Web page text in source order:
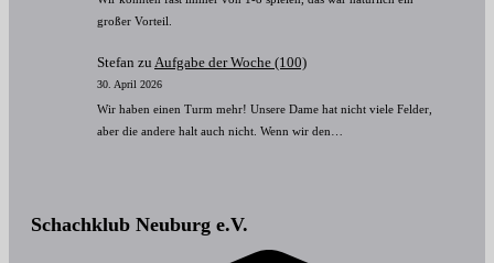
großer Vorteil.
Stefan zu Aufgabe der Woche (100)
30. April 2026
Wir haben einen Turm mehr! Unsere Dame hat nicht viele Felder,
aber die andere halt auch nicht. Wenn wir den…
Schachklub Neuburg e.V.